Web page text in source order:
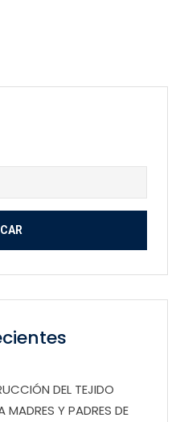
DEL TEJIDO
Y PADRES DE